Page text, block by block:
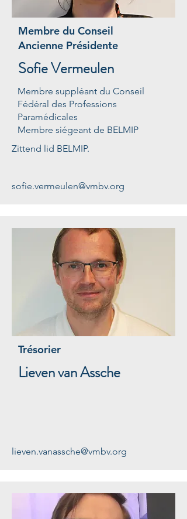
Membre du Conseil
Ancienne Présidente
Sofie Vermeulen
Membre suppléant du Conseil
Fédéral des Professions
Paramédicales
Membre siégeant de BELMIP
Zittend lid BELMIP.
sofie.vermeulen@vmbv.org
Trésorier
Lieven van Assche
lieven.vanassche@vmbv.org